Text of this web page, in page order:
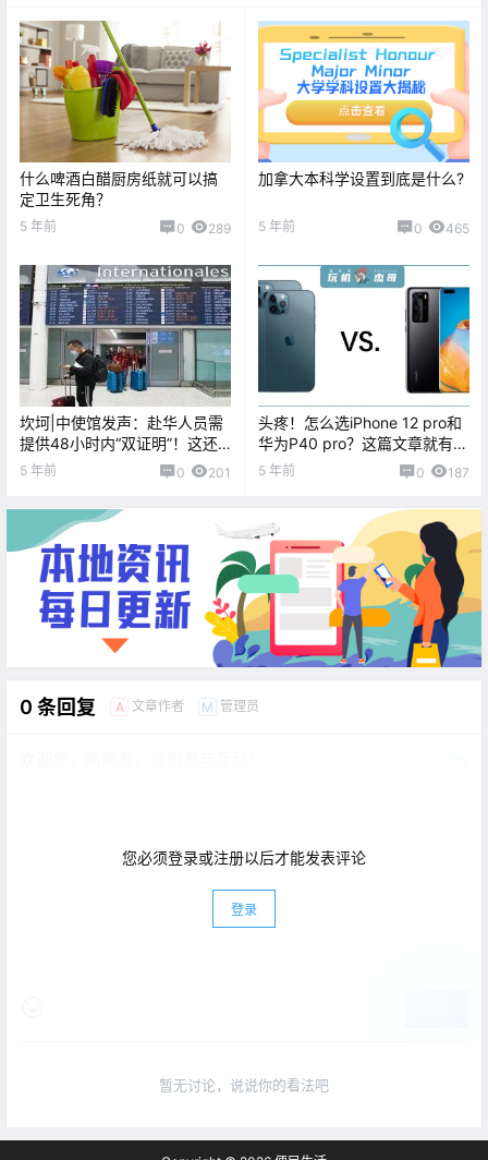
什么啤酒白醋厨房纸就可以搞
定卫生死角？
5 年前 0 289
加拿大本科学设置到底是什么?
5 年前 0 465
坎坷|中使馆发声：赴华人员需
提供48小时内“双证明”！这还
怎么回国！？
5 年前 0 201
头疼！怎么选iPhone 12 pro和
华为P40 pro？这篇文章就有答
案！
5 年前 0 187
0 条回复 A 文章作者 M 管理员
您必须登录或注册以后才能发表评论
登录
暂无讨论，说说你的看法吧